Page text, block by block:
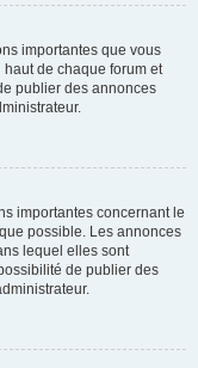
importantes que vous
de chaque forum et
publier des annonces
importantes concernant le
possible. Les annonces
lequel elles sont
de publier des